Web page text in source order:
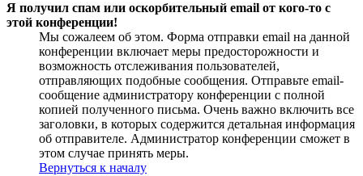
Я получил спам или оскорбительный email от кого-то с
этой конференции!
Мы сожалеем об этом. Форма отправки email на данной
конференции включает меры предосторожности и
возможность отслеживания пользователей,
отправляющих подобные сообщения. Отправьте email-
сообщение администратору конференции с полной
копией полученного письма. Очень важно включить все
заголовки, в которых содержится детальная информация
об отправителе. Администратор конференции сможет в
этом случае принять меры.
Вернуться к началу